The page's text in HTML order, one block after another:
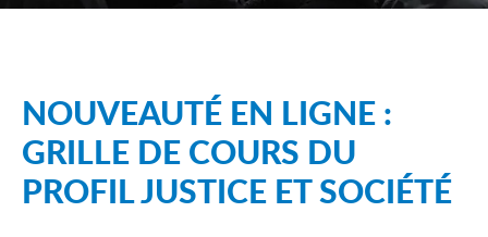
NOUVEAUTÉ EN LIGNE :
GRILLE DE COURS DU
PROFIL JUSTICE ET SOCIÉTÉ